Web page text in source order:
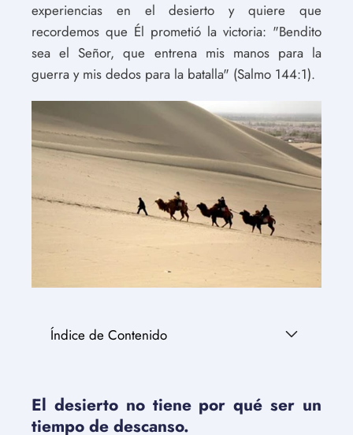
experiencias en el desierto y quiere que
recordemos que Él prometió la victoria: "Bendito
sea el Señor, que entrena mis manos para la
guerra y mis dedos para la batalla" (Salmo 144:1).
Índice de Contenido
El desierto no tiene por qué ser un
tiempo de descanso.